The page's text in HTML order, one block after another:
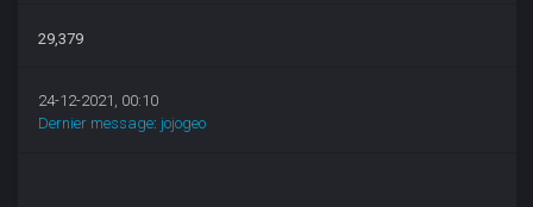
29,379
24-12-2021, 00:10
Dernier message: jojogeo